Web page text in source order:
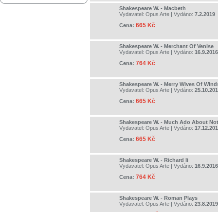
Shakespeare W. - Macbeth
Vydavatel: Opus Arte | Vydáno: 7.2.2019
Cena: 665 Kč
Shakespeare W. - Merchant Of Venise
Vydavatel: Opus Arte | Vydáno: 16.9.2016
Cena: 764 Kč
Shakespeare W. - Merry Wives Of
Vydavatel: Opus Arte | Vydáno:
Cena: 665 Kč
Shakespeare W. - Much Ado About
Vydavatel: Opus Arte | Vydáno:
Cena: 665 Kč
Shakespeare W. - Richard Ii
Vydavatel: Opus Arte | Vydáno: 16.9.2016
Cena: 764 Kč
Shakespeare W. - Roman Plays
Vydavatel: Opus Arte | Vydáno: 23.8.2019